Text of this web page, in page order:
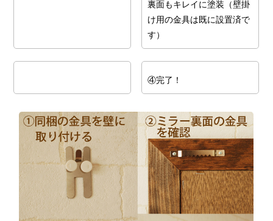
裏面もキレイに塗装（壁掛
け用の金具は既に設置済で
す）
④完了！